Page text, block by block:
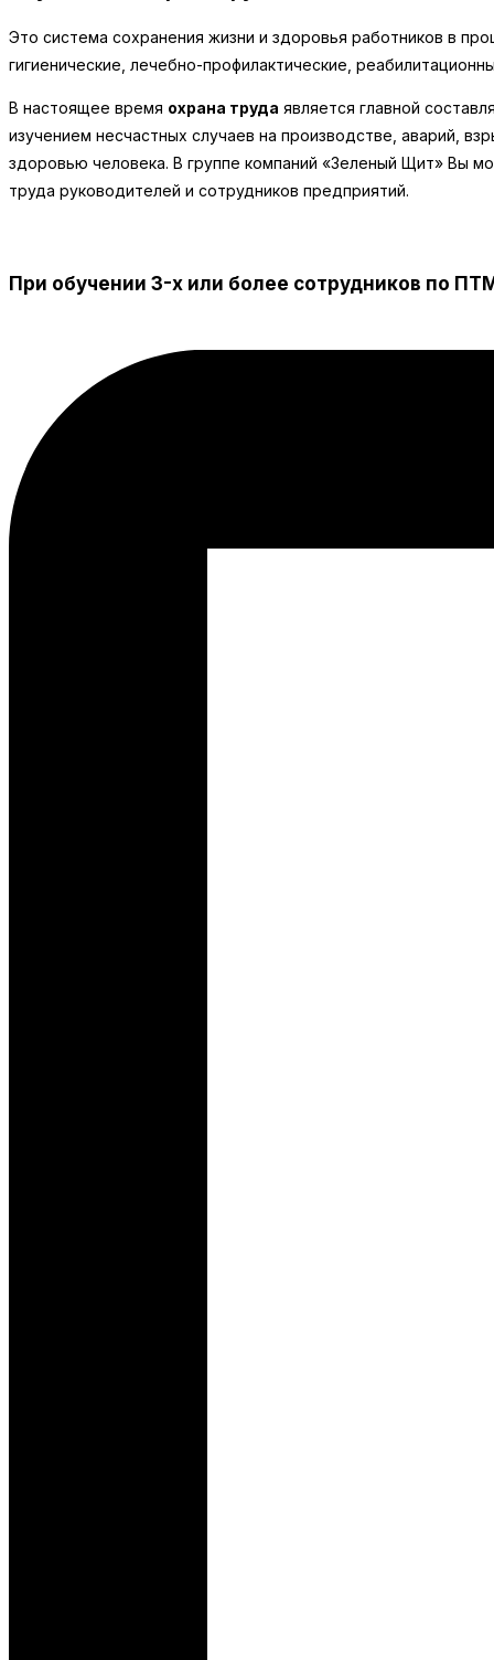
Это система сохранения жизни и здоровья работников в
гигиенические, лечебно-профилактические,
В настоящее время охрана труда является главной
изучением несчастных случаев на производстве, аварий,
здоровью человека. В группе компаний «Зеленый Щит» Вы
труда руководителей и сотрудников предприятий.
При обучении 3-х или более сотрудников по